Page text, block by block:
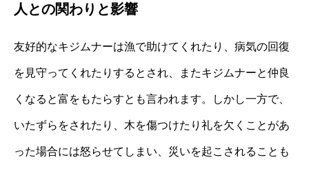
人との関わりと影響
友好的なキジムナーは漁で助けてくれたり、病気の回復
を見守ってくれたりするとされ、またキジムナーと仲良
くなると富をもたらすとも言われます。しかし一方で、
いたずらをされたり、木を傷つけたり礼を欠くことがあ
った場合には怒らせてしまい、災いを起こされることも